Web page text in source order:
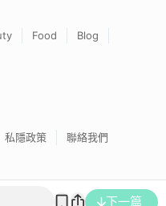
下一篇
Food
Blog
私隱政策 聯絡我們